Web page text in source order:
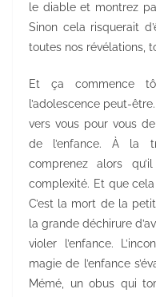
le diable et montrez
Sinon cela risquerait
toutes nos révélations,
Et ça commence
l’adolescence peut-
vers vous pour vous
de l’enfance. À la
comprenez alors
complexité. Et que
C’est la mort de la
la grande déchirure
violer l’enfance.
magie de l’enfance
Mémé, un obus qui